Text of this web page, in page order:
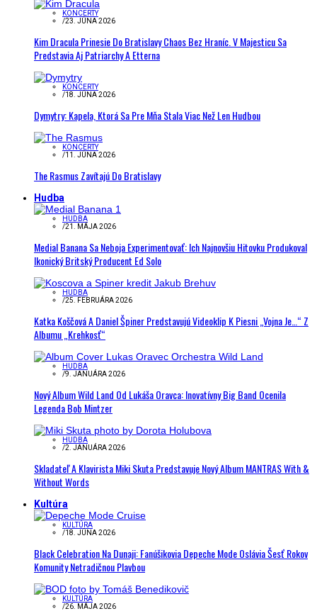
KONCERTY
/23. JÚNA 2026
Kim Dracula Prinesie Do Bratislavy Chaos Bez Hraníc. V Majesticu Sa
Predstavia Aj Patriarchy A Etterna
KONCERTY
/18. JÚNA 2026
Dymytry: Kapela, Ktorá Sa Pre Mňa Stala Viac Než Len Hudbou
KONCERTY
/11. JÚNA 2026
The Rasmus Zavítajú Do Bratislavy
Hudba
HUDBA
/21. MÁJA 2026
Medial Banana Sa Neboja Experimentovať: Ich Najnovšiu Hitovku Produkoval
Ikonický Britský Producent Ed Solo
HUDBA
/25. FEBRUÁRA 2026
Katka Koščová A Daniel Špiner Predstavujú Videoklip K Piesni „Vojna Je…“ Z
Albumu „Krehkosť“
HUDBA
/9. JANUÁRA 2026
Nový Album Wild Land Od Lukáša Oravca: Inovatívny Big Band Ocenila
Legenda Bob Mintzer
HUDBA
/2. JANUÁRA 2026
Skladateľ A Klavirista Miki Skuta Predstavuje Nový Album MANTRAS With &
Without Words
Kultúra
KULTÚRA
/18. JÚNA 2026
Black Celebration Na Dunaji: Fanúšikovia Depeche Mode Oslávia Šesť Rokov
Komunity Netradičnou Plavbou
KULTÚRA
/26. MÁJA 2026